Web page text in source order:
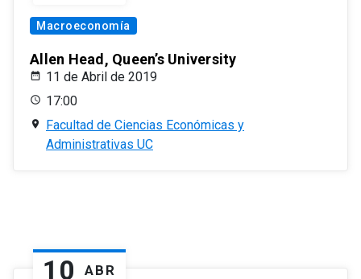
Macroeconomía
Allen Head, Queen’s University
11 de Abril de 2019
17:00
Facultad de Ciencias Económicas y
Administrativas UC
10 ABR